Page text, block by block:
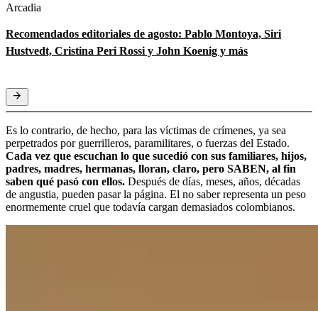
Arcadia
Recomendados editoriales de agosto: Pablo Montoya, Siri
Hustvedt, Cristina Peri Rossi y John Koenig y más
Es lo contrario, de hecho, para las víctimas de crímenes, ya sea
perpetrados por guerrilleros, paramilitares, o fuerzas del Estado.
Cada vez que escuchan lo que sucedió con sus familiares, hijos,
padres, madres, hermanas, lloran, claro, pero SABEN, al fin
saben qué pasó con ellos. Después de días, meses, años, décadas
de angustia, pueden pasar la página. El no saber representa un peso
enormemente cruel que todavía cargan demasiados colombianos.